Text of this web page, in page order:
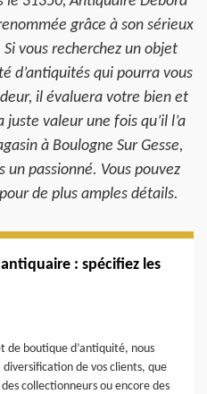
grâce à son sérieux
vous recherchez un objet
d’antiquités qui pourra vous
il évaluera votre bien et
valeur une fois qu’il l’a
à Boulogne Sur Gesse,
un passionné. Vous pouvez
de plus amples détails.
: spécifiez les
de boutique d’antiquité, nous
diversification de vos clients, que
collectionneurs ou encore des